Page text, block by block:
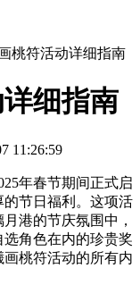
桃符活动详细指南
细指南
11:26:59
年春节期间正式启
节日福利。这项活
港的节庆氛围中，
角色在内的珍贵奖
桃符活动的所有内